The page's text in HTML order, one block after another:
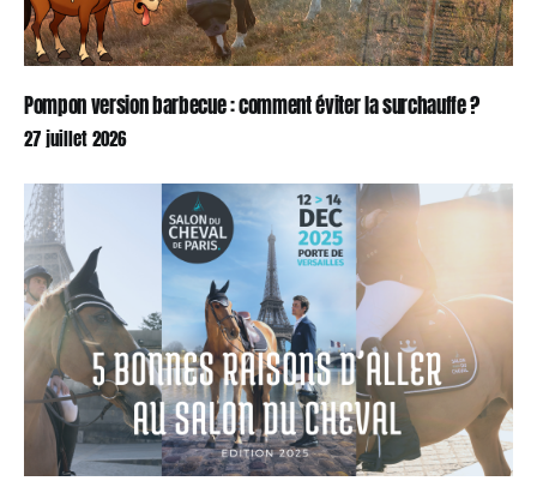
Pompon version barbecue : comment éviter la surchauffe ?
27 juillet 2026